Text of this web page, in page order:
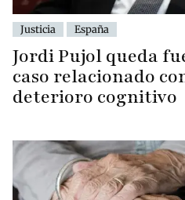
Justicia España
Jordi Pujol queda
caso relacionado
deterioro cognitivo